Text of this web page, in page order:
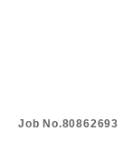
Job No.80862693